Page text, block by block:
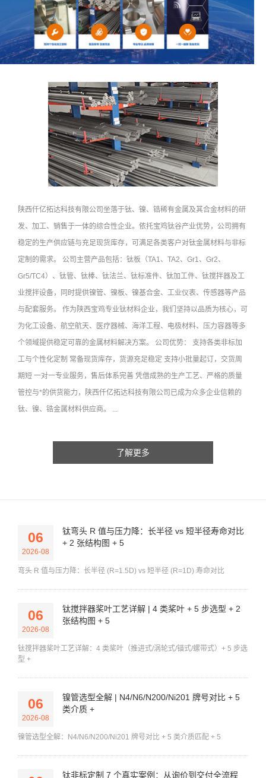
陕西仟亿拓达科技有限公司坐落于钛、镍、锆稀有金属及其合金材料的研
发、加工、销售于一体的综合性企业。依托宝鸡钛谷产业优势，公司拥有
稳定的生产供应链与充足现货库存，可满足各类客户对钛金属材料与非标
定制的需求。 公司主营产品包括：钛板（TA1、TA2、Gr1、Gr2、
Gr5/TC4）、钛管、钛棒、钛法兰、钛标准件、钛加工件、钛搅拌器及工
业搅拌设备，同时提供镍管、镍板、镍基合金、工业仪表、传感器等产品
与配套服务。 作为陕西宝鸡专业钛材料企业，我们坚持以品质为核心，可
为化工设备、航空航天、医疗器械、海洋工程、电极材料、压力容器等多
个领域提供稳定可靠的金属材料解决方案。 公司优势： 支持各类非标加
工与个性化定制 常备现货库存，货源充足稳定 支持小批量起订，交货周
期短 一对一专业服务，售后体系完善 凭借成熟的生产工艺、严格的质量
管控与*的供货能力，陕西仟亿拓达科技有限公司已成为众多企业信赖的
钛、镍、锆金属材料供应商。 ...
了解更多
06
2026-08
钛弯头 R 值与压力降：长半径 vs 短半径寿命对比
+ 2 张结构图 + 5
弯头 R 值与压力降：长半径 (R=1.5D) vs 短半径 (R=1D) 寿命对比
06
2026-08
钛搅拌器桨叶工艺详解 | 4 类桨叶 + 5 步选型 + 2
张结构图 + 5
钛搅拌器桨叶工艺详解：4 类桨叶（推进式/涡轮式/锚式/螺带式）+ 5 步选
型 +
06
2026-08
镍管选型全解 | N4/N6/N200/Ni201 牌号对比 + 5
类介质 +
镍管选型全解：N4/N6/N200/Ni201 牌号对比 + 5 类介质匹配 + 5
钛非标定制 7 个真实案例：从询价到交付全流程